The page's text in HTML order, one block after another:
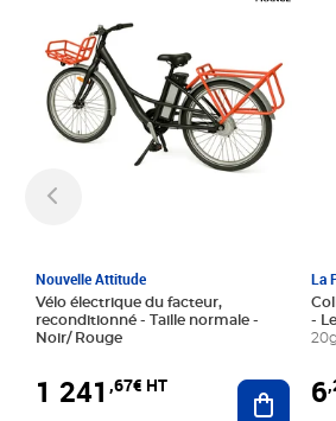
Nouvelle Attitude
Vélo électrique du facteur,
reconditionné - Taille normale -
Noir/ Rouge
1 241 ,67€ HT Ajouter
La
-
6